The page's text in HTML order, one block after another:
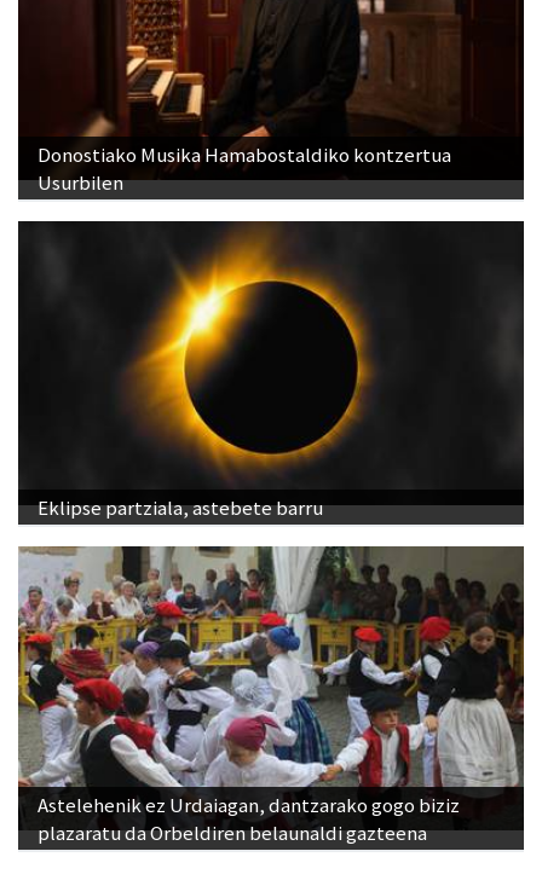
Donostiako Musika Hamabostaldiko kontzertua
Usurbilen
Eklipse partziala, astebete barru
Astelehenik ez Urdaiagan, dantzarako gogo biziz
plazaratu da Orbeldiren belaunaldi gazteena